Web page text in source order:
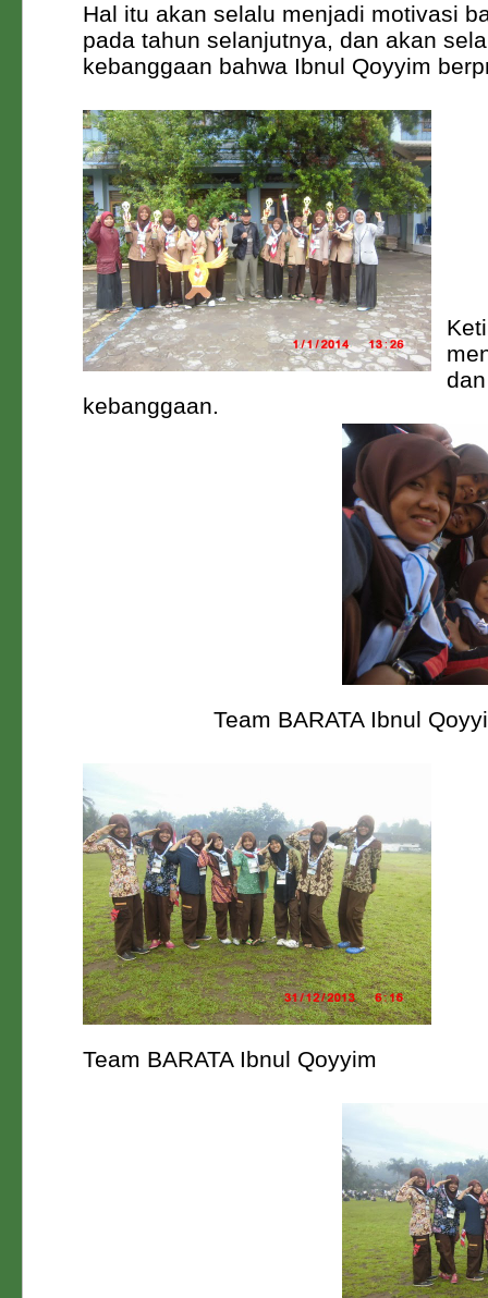
Hal itu akan selalu menjadi motivasi
pada tahun selanjutnya, dan akan
kebanggaan bahwa Ibnul Qoyyim
kebanggaan.
Team BARATA Ibnul
Team BARATA Ibnul Qoyyim